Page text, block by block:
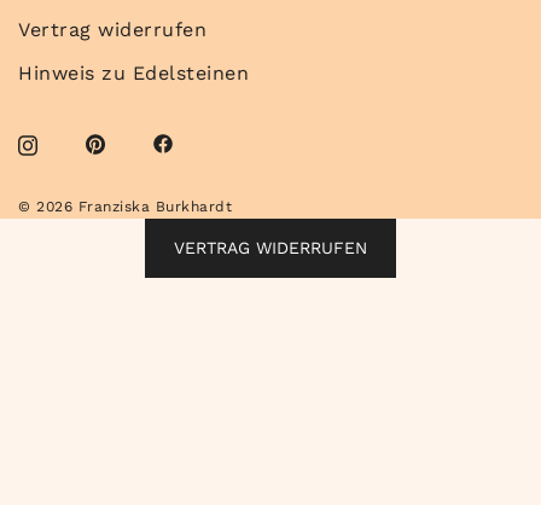
Vertrag widerrufen
Hinweis zu Edelsteinen
© 2026 Franziska Burkhardt
VERTRAG WIDERRUFEN